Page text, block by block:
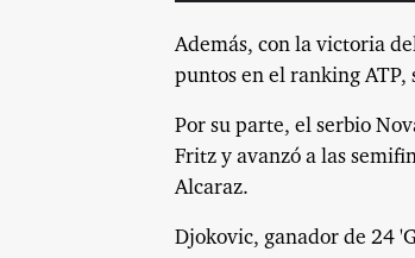
Además, con la victoria
puntos en el ranking
Por su parte, el serbio
Fritz y avanzó a las
Alcaraz.
Djokovic, ganador de 24